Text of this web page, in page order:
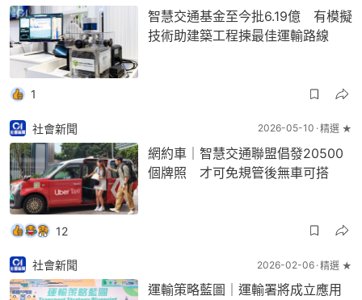
智慧交通基金至今批6.19億 有模擬
技術助建築工程揀最佳運輸路線
1
社會新聞 2026-05-10 精選 ★
網約車｜智慧交通聯盟倡發20500
個牌照 才可免規管後無車可搭
12
社會新聞 2026-02-06 精選 ★
運輸策略藍圖｜運輸署將成立應用